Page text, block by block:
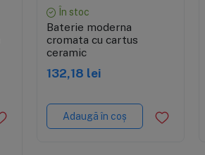
În stoc
Baterie moderna
cromata cu cartus
ceramic
132,18 lei
Adaugă în coș